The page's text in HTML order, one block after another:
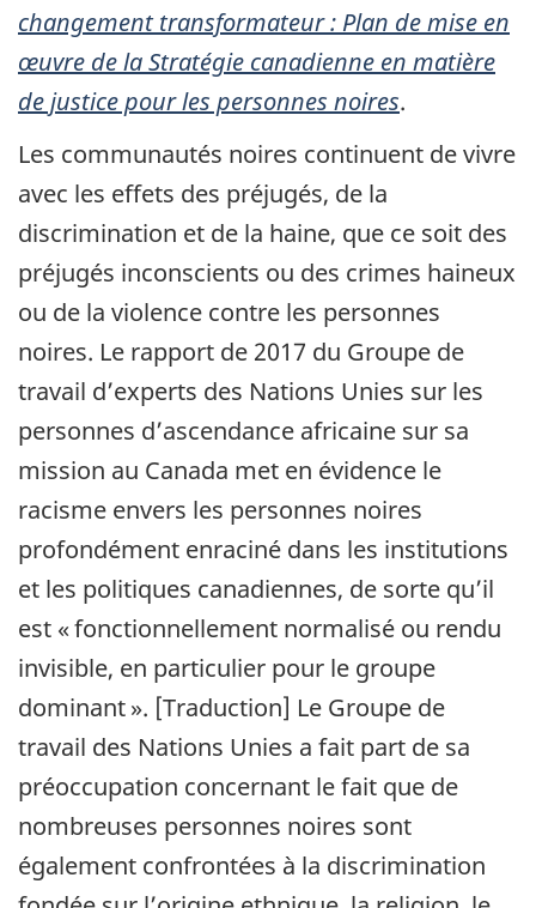
changement transformateur : Plan de mise en
œuvre de la Stratégie canadienne en matière
de justice pour les personnes noires.
Les communautés noires continuent de vivre
avec les effets des préjugés, de la
discrimination et de la haine, que ce soit des
préjugés inconscients ou des crimes haineux
ou de la violence contre les personnes
noires. Le rapport de 2017 du Groupe de
travail d’experts des Nations Unies sur les
personnes d’ascendance africaine sur sa
mission au Canada met en évidence le
racisme envers les personnes noires
profondément enraciné dans les institutions
et les politiques canadiennes, de sorte qu’il
est « fonctionnellement normalisé ou rendu
invisible, en particulier pour le groupe
dominant ». [Traduction] Le Groupe de
travail des Nations Unies a fait part de sa
préoccupation concernant le fait que de
nombreuses personnes noires sont
également confrontées à la discrimination